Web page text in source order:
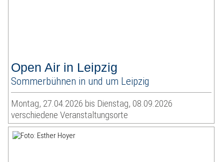
Open Air in Leipzig
Sommerbühnen in und um Leipzig
Montag, 27.04.2026 bis Dienstag, 08.09.2026
verschiedene Veranstaltungsorte